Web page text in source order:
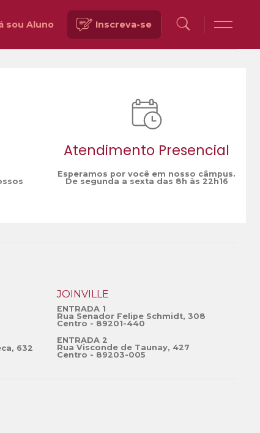
sou Aluno Inscreva-se
Atendimento Presencial
Esperamos por você em nosso câmpus.
De segunda a sexta das 8h às 22h16
632
JOINVILLE
ENTRADA 1
Rua Senador Felipe Schmidt, 308
Centro - 89201-440
ENTRADA 2
Rua Visconde de Taunay, 427
Centro - 89203-005